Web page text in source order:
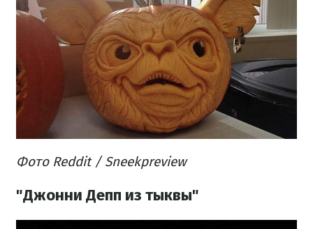
Фото Reddit / Sneekpreview
"Джонни Депп из тыквы"